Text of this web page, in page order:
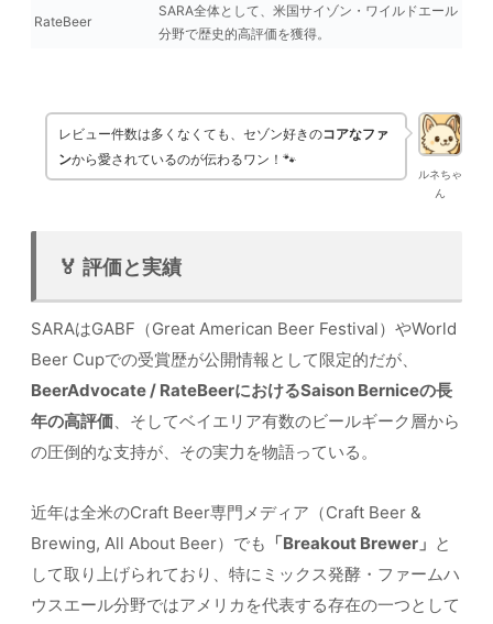
RateBeer
SARA全体として、米国サイゾン・ワイルドエール
分野で歴史的高評価を獲得。
ルネちゃ
ん
レビュー件数は多くなくても、セゾン好きのコアなファ
ンから愛されているのが伝わるワン！🐾
🏅 評価と実績
SARAはGABF（Great American Beer Festival）やWorld
Beer Cupでの受賞歴が公開情報として限定的だが、
BeerAdvocate / RateBeerにおけるSaison Berniceの長
年の高評価、そしてベイエリア有数のビールギーク層から
の圧倒的な支持が、その実力を物語っている。
近年は全米のCraft Beer専門メディア（Craft Beer &
Brewing, All About Beer）でも 「Breakout Brewer」 と
して取り上げられており、特にミックス発酵・ファームハ
ウスエール分野ではアメリカを代表する存在の一つとして